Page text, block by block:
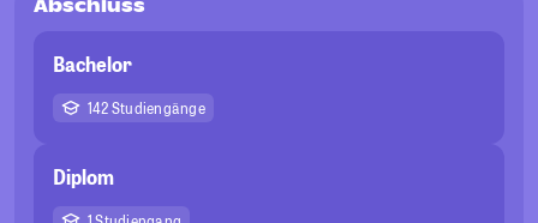
Abschluss
Bachelor
142 Studiengänge
Diplom